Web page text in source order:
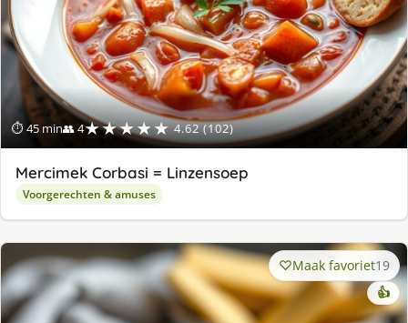
⏱ 45 min👥 4★★★★★ 4.62 (102)
Mercimek Corbasi = Linzensoep
Voorgerechten & amuses
Maak favoriet19
👍